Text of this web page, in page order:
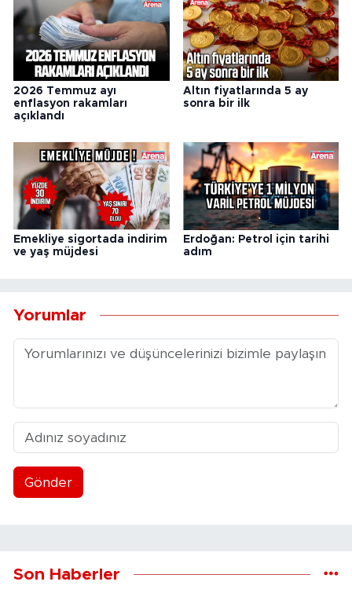
2026 Temmuz ayı
enflasyon rakamları
açıklandı
Altın fiyatlarında 5 ay
sonra bir ilk
Emekliye sigortada indirim
ve yaş müjdesi
Erdoğan: Petrol için tarihi
adım
Yorumlar
Gönder
Son Haberler